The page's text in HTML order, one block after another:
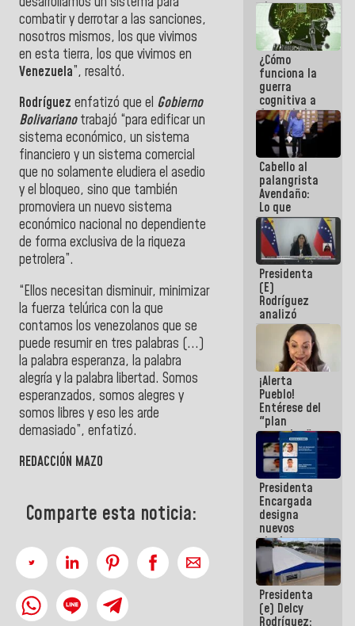
combatir y derrotar a las sanciones,
nosotros mismos, los que vivimos
en esta tierra, los que vivimos en
Venezuela”, resaltó.
Rodríguez enfatizó que el Gobierno
Bolivarianotrabajó “para edificar un
sistema económico, un sistema
financiero y un sistema comercial
que no solamente eludiera el asedio
y el bloqueo, sino que también
promoviera un nuevo sistema
económico nacional no dependiente
de forma exclusiva de la riqueza
petrolera”.
“Ellos necesitan disminuir, minimizar
la fuerza telúrica con la que
contamos los venezolanos que se
puede resumir en tres palabras (...)
la palabra esperanza, la palabra
alegría y la palabra libertad. Somos
esperanzados, somos alegres y
somos libres y eso les arde
demasiado”, enfatizó.
REDACCIÓN MAZO
Comparte esta noticia:
siempre que
estén en el
marco de la
Constitución
de la
República
¿Cómo
funciona la
guerra
cognitiva a
favor de la
narrativa
hegemónica?
(1)
Cabello al
palangrista
Avendaño:
Lo que
vayas a
escribir
hazlo hoy
por que no
sabemos si
la semana
que viene
hay
programa
Presidenta
(E)
Rodríguez
analizó
junto a
gobernadores
planes de
recuperación
del Sistema
Eléctrico
Nacional
¡Alerta
Pueblo!
Entérese del
"plan
enjambre"
de La Sayo
para
sabotear el
diálogo y
promover el
caos
Presidenta
Encargada
designa
nuevos
titulares en
el
Viceministerio
de Energía
Eléctrica y
CORPOELEC
Presidenta
(e) Delcy
Rodríguez: